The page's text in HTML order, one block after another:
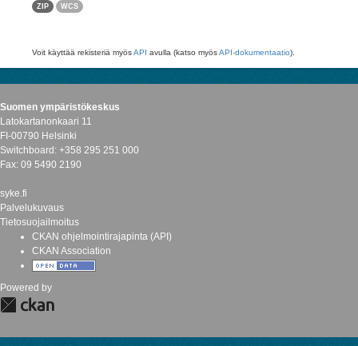
ZIP WCS
Voit käyttää rekisteriä myösAPI avulla (katso myösAPI-dokumentaatio).
Suomen ympäristökeskus
Latokartanonkaari 11
FI-00790 Helsinki
Switchboard: +358 295 251 000
Fax: 09 5490 2190
syke.fi
Palvelukuvaus
Tietosuojailmoitus
CKAN ohjelmointirajapinta (API)
CKAN Association
Powered by